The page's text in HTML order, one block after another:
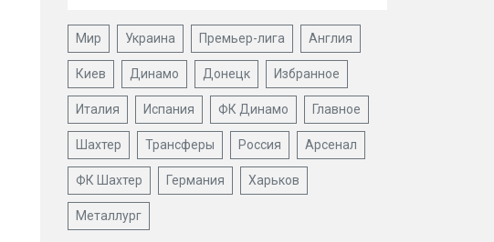
Мир Украина Премьер-лига Англия
Киев Динамо Донецк Избранное
Италия Испания ФК Динамо Главное
Шахтер Трансферы Россия Арсенал
ФК Шахтер Германия Харьков
Металлург